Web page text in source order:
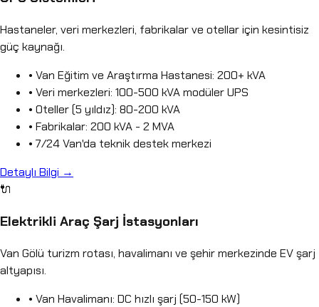
Hastaneler, veri merkezleri, fabrikalar ve otellar için kesintisiz
güç kaynağı.
• Van Eğitim ve Araştırma Hastanesi: 200+ kVA
• Veri merkezleri: 100-500 kVA modüler UPS
• Oteller (5 yıldız): 80-200 kVA
• Fabrikalar: 200 kVA - 2 MVA
• 7/24 Van'da teknik destek merkezi
Detaylı Bilgi →
🔌
Elektrikli Araç Şarj İstasyonları
Van Gölü turizm rotası, havalimanı ve şehir merkezinde EV şarj
altyapısı.
• Van Havalimanı: DC hızlı şarj (50-150 kW)